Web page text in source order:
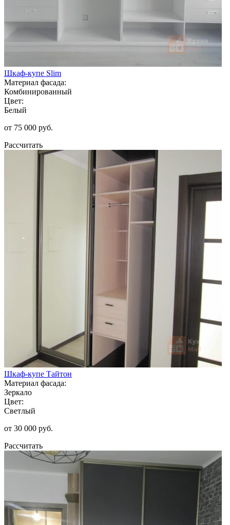
Шкаф-купе Slim
Материал фасада:
Комбинированный
Цвет:
Белый
от 75 000 руб.
Рассчитать
Шкаф-купе Тайтон
Материал фасада:
Зеркало
Цвет:
Светлый
от 30 000 руб.
Рассчитать